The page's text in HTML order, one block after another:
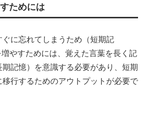
ためには
ぐに忘れてしまうため（短期記
増やすためには、覚えた言葉を長く記
記憶）を意識する必要があり、短期
行するためのアウトプットが必要で